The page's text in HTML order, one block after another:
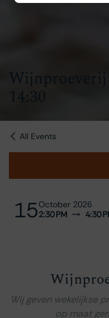
14:30
All Events
15October 2026
2:30 PM
4:30
Wij geven wekelijkse
op maat